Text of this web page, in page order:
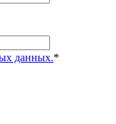
данных.*